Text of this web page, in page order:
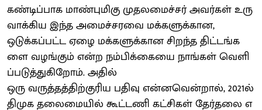
கண்டிப்பாக மாண்புமிகு முதலமைச்சர் அவர்கள் உரு
வாக்கிய இந்த அமைச்சரவை மக்களுக்கான,
ஒடுக்கப்பட்ட ஏழை மக்களுக்கான சிறந்த திட்டங்க
ளை வழங்கும் என்ற நம்பிக்கையை நாங்கள் வெளி
ப்படுத்துகிறோம். அதில்
ஒரு வருத்தத்திற்குரிய பதிவு என்னவென்றால், 2021ல்
திமுக தலைமையில் கூட்டணி கட்சிகள் தேர்தலை எ